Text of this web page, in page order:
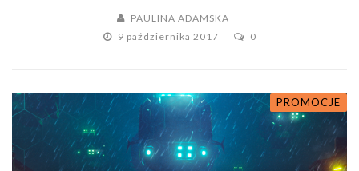
PAULINA ADAMSKA
9 października 2017
0
PROMOCJE